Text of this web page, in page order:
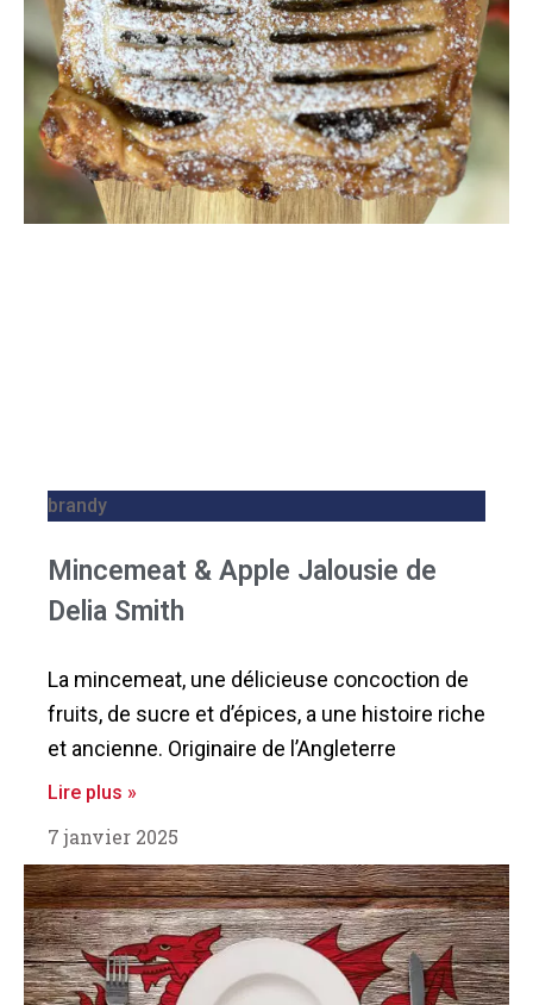
brandy
Mincemeat & Apple Jalousie de
Delia Smith
La mincemeat, une délicieuse concoction de
fruits, de sucre et d’épices, a une histoire riche
et ancienne. Originaire de l’Angleterre
Lire plus »
7 janvier 2025